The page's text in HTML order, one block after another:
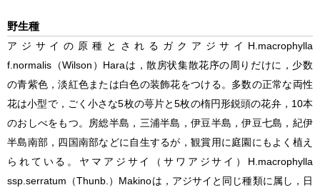
野生種
アジサイの原種とされるガクアジサイ H.macrophylla
f.normalis （Wilson）Haraは，散房状集散花序の周りだけに，少数
の青紫色，淡紅色または白色の装飾花をつける。多数の正常な両性
花は小型で，ごく小さな5枚の萼片と5枚の楕円形鋭頭の花弁，10本
のおしべをもつ。房総半島，三浦半島，伊豆半島，伊豆七島，紀伊
半島南部，四国南部などに自生するが，観賞用に庭園にもよく植え
られている。ヤマアジサイ（サワアジサイ） H.macrophylla
ssp.serratum （Thunb.）Makinoは，アジサイと同じ種類に属し，日